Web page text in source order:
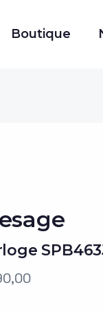
Boutique